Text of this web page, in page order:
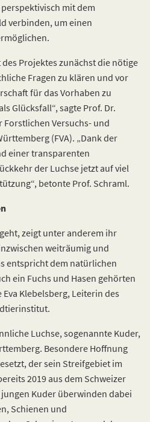
mit dem
verbinden, um einen
Projektes zunächst die nötige
Fragen zu klären und vor
für das Vorhaben zu
Glücksfall“, sagte Prof. Dr.
Versuchs- und
(FVA). „Dank der
einer transparenten
der Luchse jetzt auf viel
betonte Prof. Schraml.
zeigt unter anderem ihr
weiträumig und
entspricht dem natürlichen
ein Fuchs und Hasen gehörten
Klebelsberg, Leiterin des
Luchse, sogenannte Kuder,
Besondere Hoffnung
der sein Streifgebiet im
2019 aus dem Schweizer
Kuder überwinden dabei
Schienen und